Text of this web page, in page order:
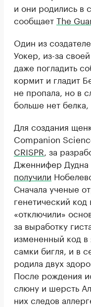
и они родились в
сообщаетThe
Один из
Уокер, из-за
даже погладить
кормит и гладит
не пропала, но в
больше нет
Для создания
Companion
CRISPR , за
Дженнифер
получили
Сначала ученые
генетический
«отключили»
за выработку
измененный код в
самки бигля, и в
родила двух
После рождения
слюну и шерсть
них следов